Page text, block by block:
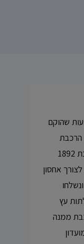
שהוקם
הרכבת
העותומנית ביפו. המבנה נבנה בשנת 1892
אחסון
עץ
ממנה